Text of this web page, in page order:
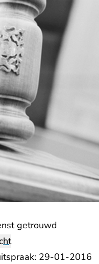
getrouwd
29-01-2016